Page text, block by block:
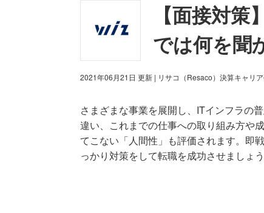
【面接対
では何を聞
2021年06月21日 更新 | リサコ（Resaco）決算キャリ
さまざまな事業を展開し、ITインフラの
違い、これまでの仕事への取り組み方や
てこない「人間性」も評価されます。即
っかり対策をして転職を成功させましょう